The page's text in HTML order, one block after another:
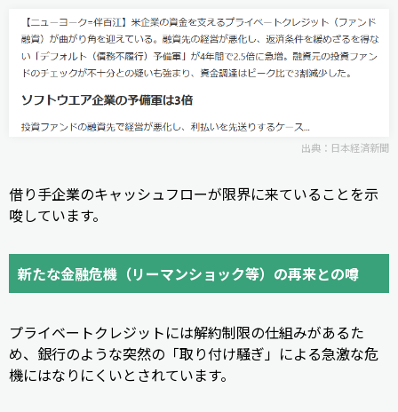
出典： 日本経済新聞
借り手企業のキャッシュフローが限界に来ていることを示
唆しています。
新たな金融危機（リーマンショック等）の再来との噂
プライベートクレジットには解約制限の仕組みがあるた
め、銀行のような突然の「取り付け騒ぎ」による急激な危
機にはなりにくいとされています。